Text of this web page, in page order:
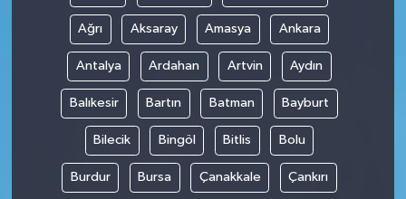
Ağrı Aksaray Amasya Ankara
Antalya Ardahan Artvin Aydın
Balıkesir Bartın Batman Bayburt
Bilecik Bingöl Bitlis Bolu
Burdur Bursa Çanakkale Çankırı